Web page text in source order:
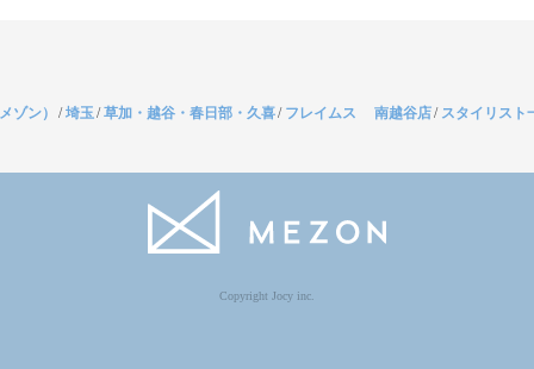
ゾン） /埼玉/草加・越谷・春日部・久喜/ フレイムス 南越谷店/ スタイリスト
Copyright Jocy inc.